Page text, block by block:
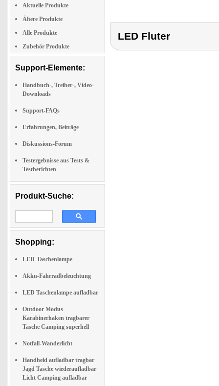
Aktuelle Produkte
Ältere Produkte
Alle Produkte
Zubehör Produkte
Support-Elemente:
Handbuch-, Treiber-, Video-
Downloads
Support-FAQs
Erfahrungen, Beiträge
Diskussions-Forum
Testergebnisse aus Tests &
Testberichten
Produkt-Suche:
Shopping:
LED-Taschenlampe
Akku-Fahrradbeleuchtung
LED Taschenlampe aufladbar
Outdoor Modus
Karabinerhaken tragbarer
Tasche Camping superhell
Notfall-Wanderlicht
Handheld aufladbar tragbar
Jagd Tasche wiederaufladbar
Licht Camping aufladbar
LED Fluter